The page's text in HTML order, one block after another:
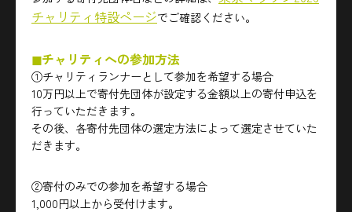
チャリティ特設ページでご確認ください。
◼︎チャリティへの参加方法
①チャリティランナーとして参加を希望する場合
10万円以上で寄付先団体が設定する金額以上の寄付申込を
行っていただきます。
その後、各寄付先団体の選定方法によって選定させていた
だきます。
②寄付のみでの参加を希望する場合
1,000円以上から受付けます。